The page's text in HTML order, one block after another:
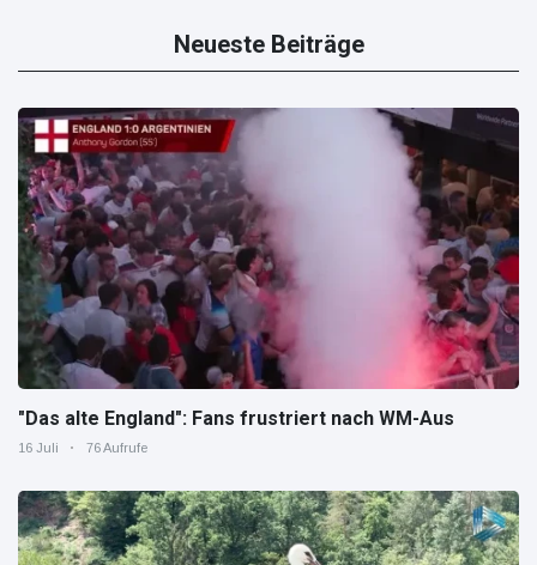
Neueste Beiträge
"Das alte England": Fans frustriert nach WM-Aus
16 Juli 76 Aufrufe